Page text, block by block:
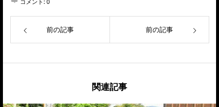
コメント:0
前の記事 前の記事
関連記事